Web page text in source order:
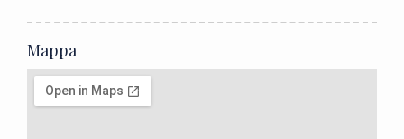
Mappa